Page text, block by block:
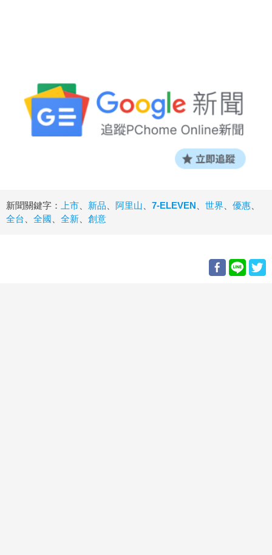
新聞關鍵字： 上市、 新品、 阿里山、 7-ELEVEN、 世界、 優惠、
全台、 全國、 全新、 創意